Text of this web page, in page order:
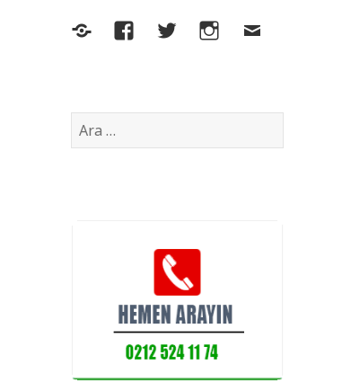
Yelp FacebookTwitterInstagram
E-
Arama: